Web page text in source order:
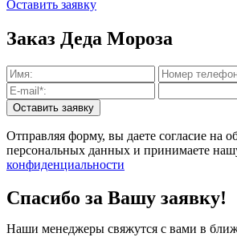
Оставить заявку
Заказ Деда Мороза
Отправляя форму, вы даете согласие на
персональных данных и принимаете
конфиденциальности
Спасибо за Вашу заявку!
Наши менеджеры свяжутся с вами в